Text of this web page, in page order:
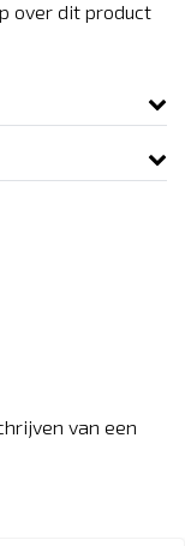
over dit product
van een